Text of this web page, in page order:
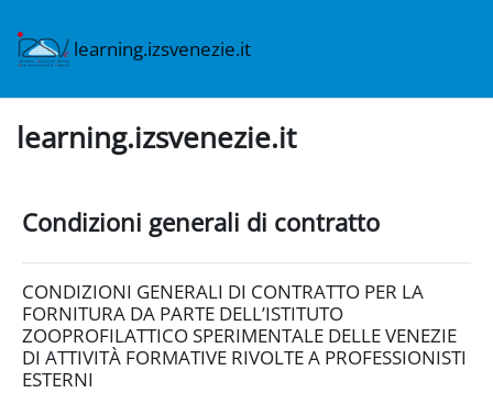
learning.izsvenezie.it
learning.izsvenezie.it
Condizioni generali di contratto
CONDIZIONI GENERALI DI CONTRATTO PER LA
FORNITURA DA PARTE DELL’ISTITUTO
ZOOPROFILATTICO SPERIMENTALE DELLE VENEZIE
DI ATTIVITÀ FORMATIVE RIVOLTE A PROFESSIONISTI
ESTERNI